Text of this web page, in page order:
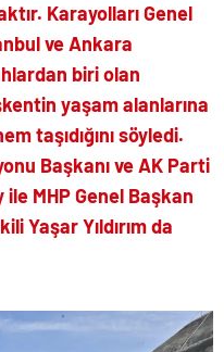
Karayolları Genel
ve Ankara
biri olan
yaşam alanlarına
taşıdığını söyledi.
Başkanı ve AK Parti
MHP Genel Başkan
Yaşar Yıldırım da